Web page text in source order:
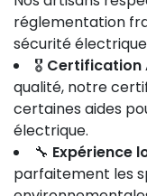
réglementation
sécurité
🎖️ Certification
qualité, notre
certaines aides
électrique.
🔧 Expérience
parfaitement les